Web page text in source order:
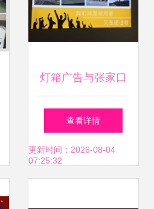
灯箱广告与张家口
广告牌制作 分类与
选择指南
查看详情
更新时间：2026-08-04
07:25:32